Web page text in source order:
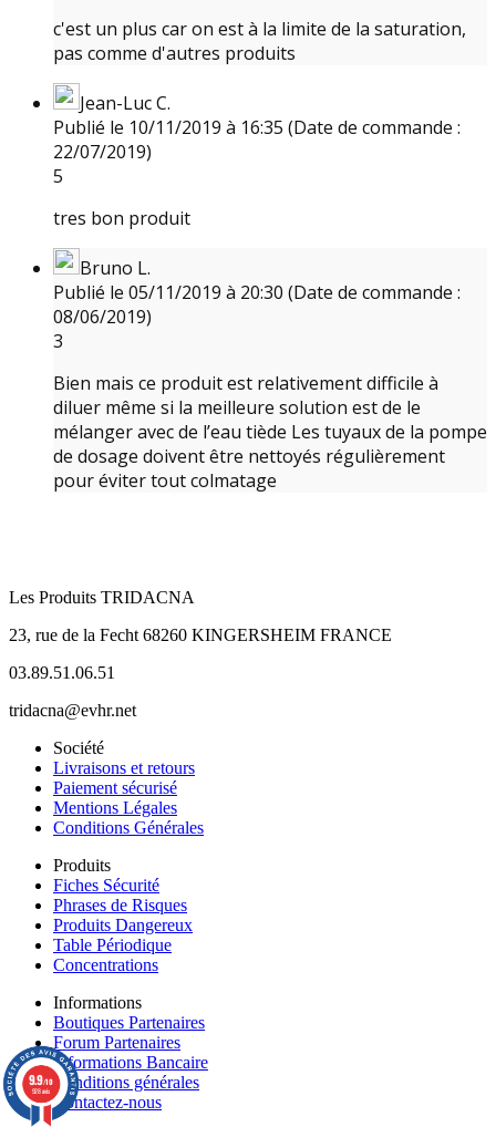
c'est un plus car on est à la limite de la saturation,
pas comme d'autres produits
Jean-Luc C.
Publié le 10/11/2019 à 16:35 (Date de commande :
22/07/2019)
5
tres bon produit
Bruno L.
Publié le 05/11/2019 à 20:30 (Date de commande :
08/06/2019)
3
Bien mais ce produit est relativement difficile à
diluer même si la meilleure solution est de le
mélanger avec de l’eau tiède Les tuyaux de la pompe
de dosage doivent être nettoyés régulièrement
pour éviter tout colmatage
Les Produits TRIDACNA
23, rue de la Fecht 68260 KINGERSHEIM FRANCE
03.89.51.06.51
tridacna@evhr.net
Société
Livraisons et retours
Paiement sécurisé
Mentions Légales
Conditions Générales
Produits
Fiches Sécurité
Phrases de Risques
Produits Dangereux
Table Périodique
Concentrations
Informations
Boutiques Partenaires
Forum Partenaires
Informations Bancaire
Conditions générales
Contactez-nous
9.9/10
928 avis